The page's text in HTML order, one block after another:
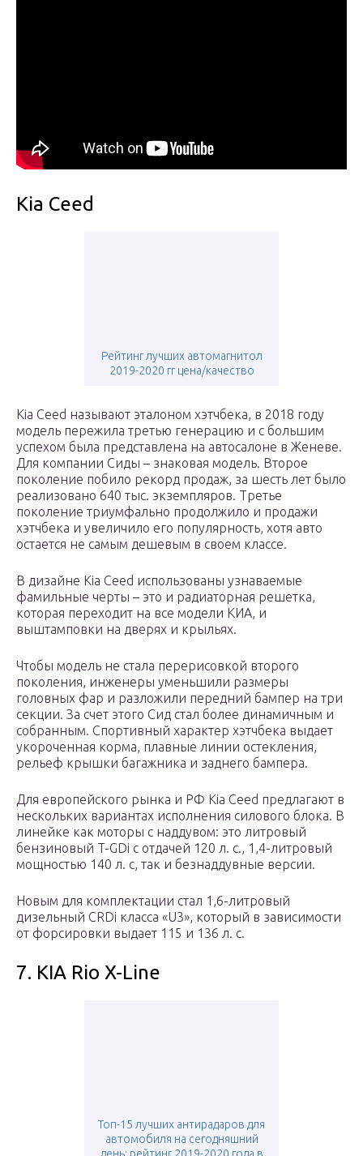
Kia Ceed
Рейтинг лучших автомагнитол
2019-2020 гг цена/качество
Kia Ceed называют эталоном хэтчбека, в 2018 году
модель пережила третью генерацию и с большим
успехом была представлена на автосалоне в Женеве.
Для компании Сиды – знаковая модель. Второе
поколение побило рекорд продаж, за шесть лет было
реализовано 640 тыс. экземпляров. Третье
поколение триумфально продолжило и продажи
хэтчбека и увеличило его популярность, хотя авто
остается не самым дешевым в своем классе.
В дизайне Kia Ceed использованы узнаваемые
фамильные черты – это и радиаторная решетка,
которая переходит на все модели КИА, и
выштамповки на дверях и крыльях.
Чтобы модель не стала перерисовкой второго
поколения, инженеры уменьшили размеры
головных фар и разложили передний бампер на три
секции. За счет этого Сид стал более динамичным и
собранным. Спортивный характер хэтчбека выдает
укороченная корма, плавные линии остекления,
рельеф крышки багажника и заднего бампера.
Для европейского рынка и РФ Kia Ceed предлагают в
нескольких вариантах исполнения силового блока. В
линейке как моторы с наддувом: это литровый
бензиновый T-GDi с отдачей 120 л. с., 1,4-литровый
мощностью 140 л. с, так и безнаддувные версии.
Новым для комплектации стал 1,6-литровый
дизельный CRDi класса «U3», который в зависимости
от форсировки выдает 115 и 136 л. с.
7. KIA Rio X-Line
Топ-15 лучших антирадаров для
автомобиля на сегодняшний